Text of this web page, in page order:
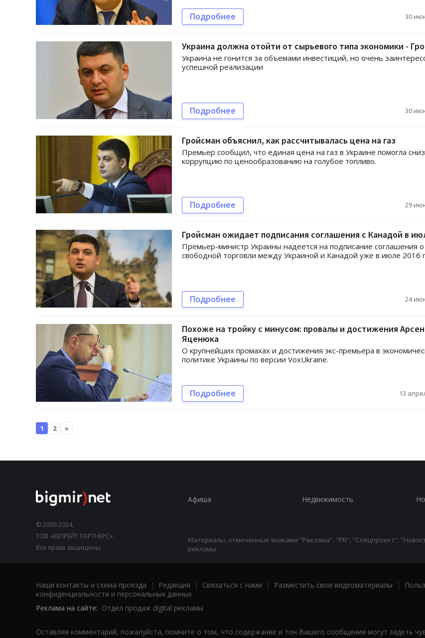
Подробнее 30
Украина должна отойти от сырьевого типа экономики -
Украина не гонится за объемами инвестиций, но очень
успешной реализации
Подробнее 30
Гройсман объяснил, как рассчитывалась цена на газ
Премьер сообщил, что единая цена на газ в Украине помогла
коррупцию по ценообразованию на голубое топливо.
Подробнее 29
Гройсман ожидает подписания соглашения с Канадой в
Премьер-министр Украины надеется на подписание соглашения
свободной торговли между Украиной и Канадой уже в июле 2016
Подробнее 24
Похоже на тройку с минусом: провалы и достижения
Яценюка
О крупнейших промахах и достижения экс-премьера в
политике Украины по версии VoxUkraine.
Подробнее 13
1 2 »
© 2000-2024,
ТОВ «КЕПРЕЙТ ПАРТНЕРС».
Все права защищены.
Афиша Недвижимость
Материалы, отмеченные знаками "Реклама", "PR", "Спецпроект",
рекламы.
Наши контакты и схема проезда | Редакция | Связаться с нами | Разместить свои видеоматериалы |
конфиденциальности и персональных данных
Реклама на сайте: Отдел продаж digital рекламы
Оставляя комментарий, пожалуйста, помните о том, что содержание и тон Вашего сообщения могут задеть